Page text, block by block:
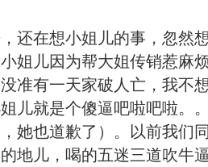
还在想小姐儿的事，忽然
姐儿因为帮大姐传销惹麻
准有一天家破人亡，我不
儿就是个傻逼吧啦吧啦。
，她也道歉了）。以前我们
地儿，喝的五迷三道吹牛